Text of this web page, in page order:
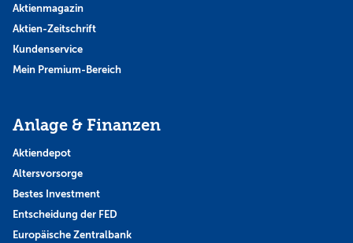
Aktienmagazin
Aktien-Zeitschrift
Kundenservice
Mein Premium-Bereich
Anlage & Finanzen
Aktiendepot
Altersvorsorge
Bestes Investment
Entscheidung der FED
Europäische Zentralbank